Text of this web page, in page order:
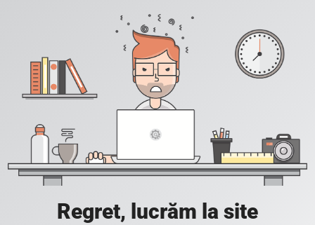
Regret, lucrăm la site